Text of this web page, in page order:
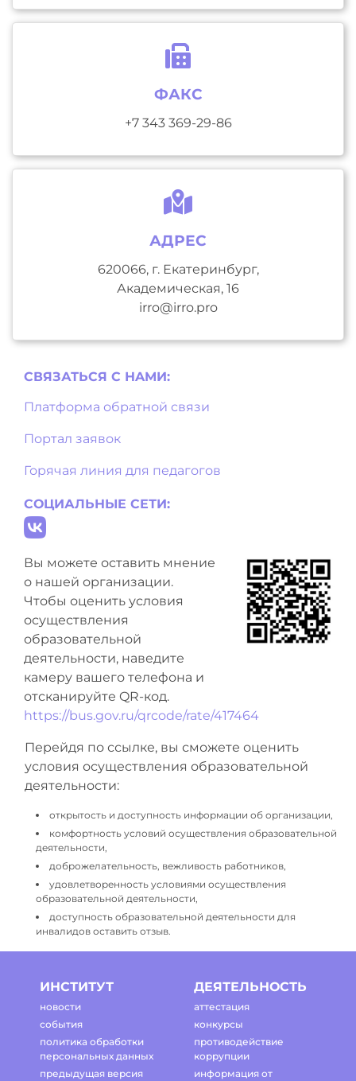
ФАКС
+7 343 369-29-86
АДРЕС
620066, г. Екатеринбург,
Академическая, 16
irro@irro.pro
СВЯЗАТЬСЯ С НAМИ:
Платформа обратной связи
Портал заявок
Горячая линия для педагогов
СОЦИАЛЬНЫЕ СЕТИ:
Вы можете оставить мнение
о нашей организации.
Чтобы оценить условия
осуществления
образовательной
деятельности, наведите
камеру вашего телефона и
отсканируйте QR-код.
https://bus.gov.ru/qrcode/rate/417464
Перейдя по ссылке, вы сможете оценить
условия осуществления образовательной
деятельности:
открытость и доступность информации об организации,
комфортность условий осуществления образовательной
деятельности,
доброжелательность, вежливость работников,
удовлетворенность условиями осуществления
образовательной деятельности,
доступность образовательной деятельности для
инвалидов оставить отзыв.
ИНСТИТУТ
новости
события
политика обработки
персональных данных
предыдущая версия
ДЕЯТЕЛЬНОСТЬ
аттестация
конкурсы
противодействие
коррупции
информация от